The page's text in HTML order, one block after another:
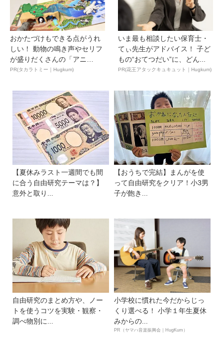
おかたづけもできる点がうれ
しい！ 動物の鳴き声やセリフ
が盛りだくさんの「アニ
ア ...
PR(タカラトミー｜Hugkum)
いま最も相談したい保育士・
てぃ先生がアドバイス！ 子ど
もの“おてつだい”に、どん...
PR(花王アタックキュキュット｜Hugkum)
【夏休みラスト一週間でも間
に合う自由研究テーマは？】
意外と取り...
【おうちで完結】まんがを使
って自由研究をクリア！小3男
子が飽き...
自由研究のまとめ方や、ノー
トを使うコツを実験・観察・
調べ物別に...
小学校に慣れた今だからじっ
くり選べる！ 小学１年生夏休
みからの...
PR（ヤマハ音楽振興会｜HugKum）